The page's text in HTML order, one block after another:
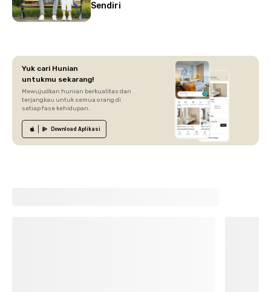
Sendiri
Yuk cari Hunian
untukmu sekarang!
Mewujudkan hunian berkualitas dan
terjangkau untuk semua orang di
setiap fase kehidupan.
Download Aplikasi